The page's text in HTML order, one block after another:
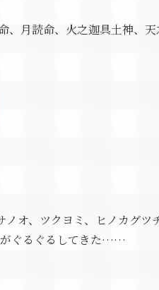
、月読命、火之迦具土神、
オ、ツクヨミ、ヒノカグツ
ぐるぐるしてきた……